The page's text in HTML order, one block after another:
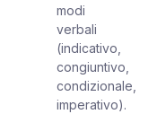
modi
verbali
(indicativo,
congiuntivo,
condizionale,
imperativo).